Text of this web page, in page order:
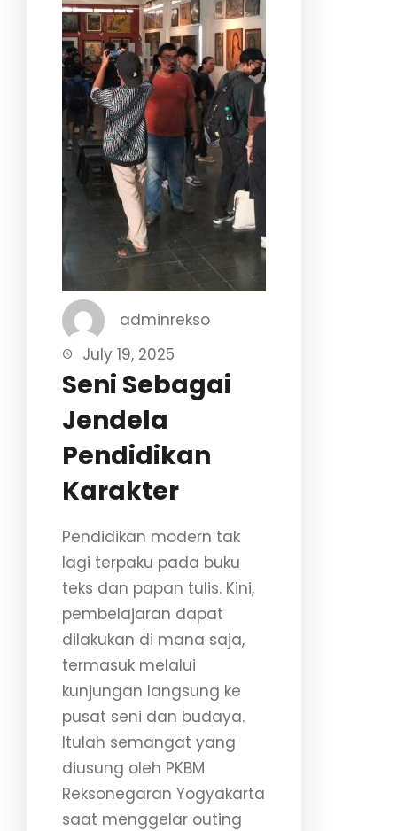
adminrekso
July 19, 2025
Seni Sebagai
Jendela
Pendidikan
Karakter
Pendidikan modern tak
lagi terpaku pada buku
teks dan papan tulis. Kini,
pembelajaran dapat
dilakukan di mana saja,
termasuk melalui
kunjungan langsung ke
pusat seni dan budaya.
Itulah semangat yang
diusung oleh PKBM
Reksonegaran Yogyakarta
saat menggelar outing